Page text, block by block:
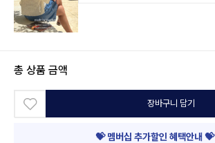
총 상품 금액
장바구니 담기
💝 멤버십 추가할인 혜택안내 💝